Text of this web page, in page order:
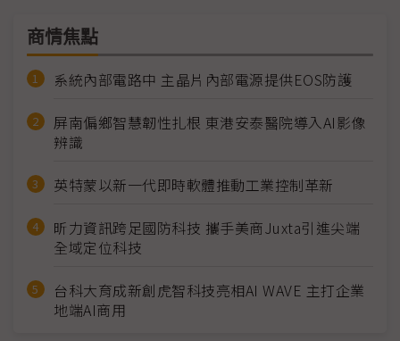
商情焦點
系統內部電路中 主晶片內部電源提供EOS防護
屏南偏鄉智慧韌性扎根 東港安泰醫院導入AI影像
辨識
英特蒙以新一代即時軟體推動工業控制革新
昕力資訊跨足國防科技 攜手美商Juxta引進尖端
全域定位科技
台科大育成新創虎智科技亮相AI WAVE 主打企業
地端AI商用